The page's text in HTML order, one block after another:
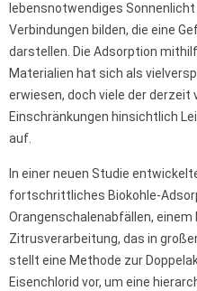
lebensnotwendiges
Verbindungen bilden, die eine
darstellen. Die Adsorption
Materialien hat sich als
erwiesen, doch viele der
Einschränkungen hinsichtlich
auf.
In einer neuen Studie
fortschrittliches Biokohle-
Orangenschalenabfällen, einem
Zitrusverarbeitung, das in
stellt eine Methode zur
Eisenchlorid vor, um eine